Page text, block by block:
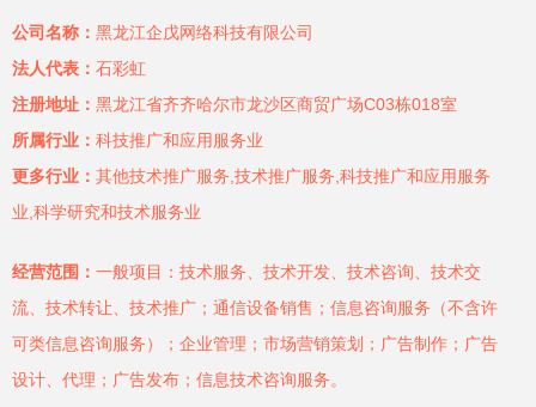
公司名称： 黑龙江企戊网络科技有限公司
法人代表： 石彩虹
注册地址： 黑龙江省齐齐哈尔市龙沙区商贸广场C03栋018室
所属行业： 科技推广和应用服务业
更多行业： 其他技术推广服务,技术推广服务,科技推广和应用服务
业,科学研究和技术服务业
经营范围： 一般项目：技术服务、技术开发、技术咨询、技术交
流、技术转让、技术推广；通信设备销售；信息咨询服务（不含许
可类信息咨询服务）；企业管理；市场营销策划；广告制作；广告
设计、代理；广告发布；信息技术咨询服务。